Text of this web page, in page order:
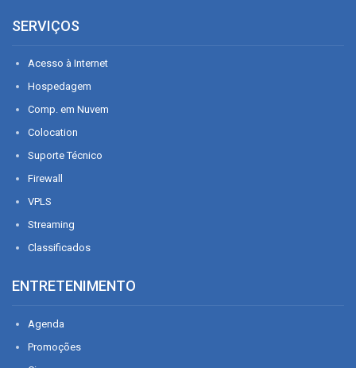
SERVIÇOS
Acesso à Internet
Hospedagem
Comp. em Nuvem
Colocation
Suporte Técnico
Firewall
VPLS
Streaming
Classificados
ENTRETENIMENTO
Agenda
Promoções